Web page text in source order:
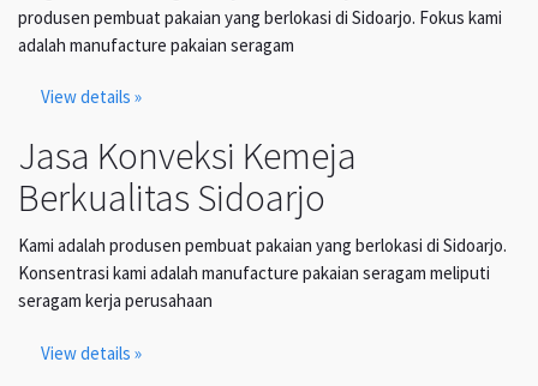
produsen pembuat pakaian yang berlokasi di Sidoarjo. Fokus kami
adalah manufacture pakaian seragam
View details »
Jasa Konveksi Kemeja
Berkualitas Sidoarjo
Kami adalah produsen pembuat pakaian yang berlokasi di Sidoarjo.
Konsentrasi kami adalah manufacture pakaian seragam meliputi
seragam kerja perusahaan
View details »